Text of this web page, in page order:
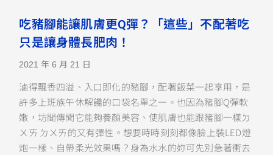
吃豬腳能讓肌膚更Q彈？「這些」不配著吃
只是讓身體長肥肉！
2021 年 6 月 21 日
滷得飄香四溢、入口即化的豬腳，配著飯菜一起享用，是
許多上班族午休解饞的口袋名單之一。也因為豬腳Q彈軟
嫩，坊間傳聞它能夠養顏美容、使肌膚也能跟豬腳一樣ㄉ
ㄨㄞ ㄉㄨㄞ的又有彈性。想要時時刻刻都像臉上裝LED燈
炮一樣、自帶柔光效果嗎？身為水水的妳可先別急著衝去